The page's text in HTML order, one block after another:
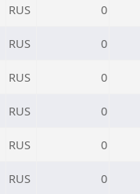
RUS 0
RUS 0
RUS 0
RUS 0
RUS 0
RUS 0